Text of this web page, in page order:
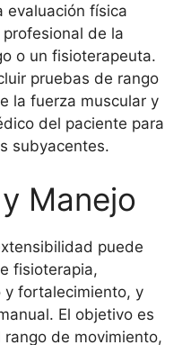
evaluación física
de la
o un fisioterapeuta.
pruebas de rango
la fuerza muscular y
del paciente para
subyacentes.
Manejo
puede
fisioterapia,
y fortalecimiento, y
El objetivo es
de movimiento,